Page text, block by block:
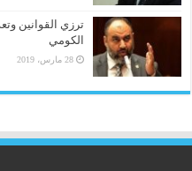
ترزي القوانين
الكومي
28 مارس، 2019